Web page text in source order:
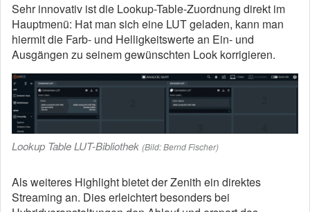
Sehr innovativ ist die Lookup-Table-Zuordnung direkt im
Hauptmenü: Hat man sich eine LUT geladen, kann man
hiermit die Farb- und Helligkeitswerte an Ein- und
Ausgängen zu seinem gewünschten Look korrigieren.
Lookup Table LUT-Bibliothek (Bild: Bernd Fischer)
Als weiteres Highlight bietet der Zenith ein direktes
Streaming an. Dies erleichtert besonders bei